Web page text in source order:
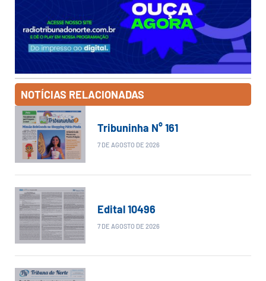
NOTÍCIAS RELACIONADAS
Tribuninha N° 161
7 DE AGOSTO DE 2026
Edital 10496
7 DE AGOSTO DE 2026